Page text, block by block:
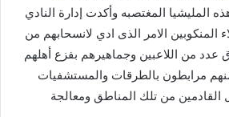
المليشيا المغتصبه وأكدت إدارة النادي
المنكوبين الامر الذى ادي لانسحابهم من
عدد من اللاعبين وجماهيرهم بفزع أهلهم
مرابطون بالطرقات والمستشفيات
القادمين من تلك المناطق ومعالجة